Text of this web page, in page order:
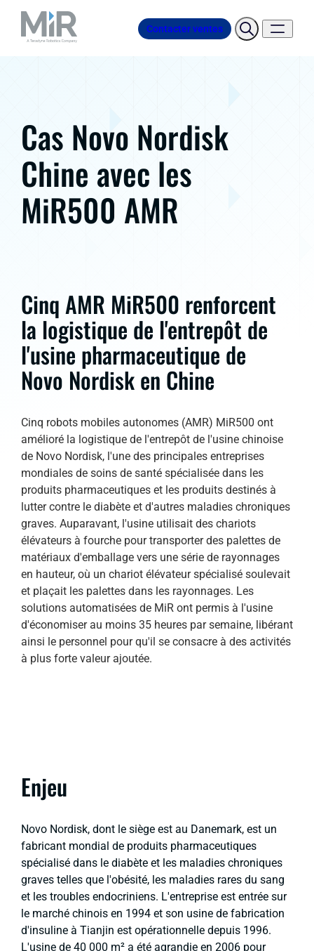
Contacter ventes
Cas Novo Nordisk
Chine avec les
MiR500 AMR
Cinq AMR MiR500 renforcent
la logistique de l'entrepôt de
l'usine pharmaceutique de
Novo Nordisk en Chine
Cinq robots mobiles autonomes (AMR) MiR500 ont
amélioré la logistique de l'entrepôt de l'usine chinoise
de Novo Nordisk, l'une des principales entreprises
mondiales de soins de santé spécialisée dans les
produits pharmaceutiques et les produits destinés à
lutter contre le diabète et d'autres maladies chroniques
graves. Auparavant, l'usine utilisait des chariots
élévateurs à fourche pour transporter des palettes de
matériaux d'emballage vers une série de rayonnages
en hauteur, où un chariot élévateur spécialisé soulevait
et plaçait les palettes dans les rayonnages. Les
solutions automatisées de MiR ont permis à l'usine
d'économiser au moins 35 heures par semaine, libérant
ainsi le personnel pour qu'il se consacre à des activités
à plus forte valeur ajoutée.
Enjeu
Novo Nordisk, dont le siège est au Danemark, est un
fabricant mondial de produits pharmaceutiques
spécialisé dans le diabète et les maladies chroniques
graves telles que l'obésité, les maladies rares du sang
et les troubles endocriniens. L'entreprise est entrée sur
le marché chinois en 1994 et son usine de fabrication
d'insuline à Tianjin est opérationnelle depuis 1996.
L'usine de 40 000 m² a été agrandie en 2006 pour